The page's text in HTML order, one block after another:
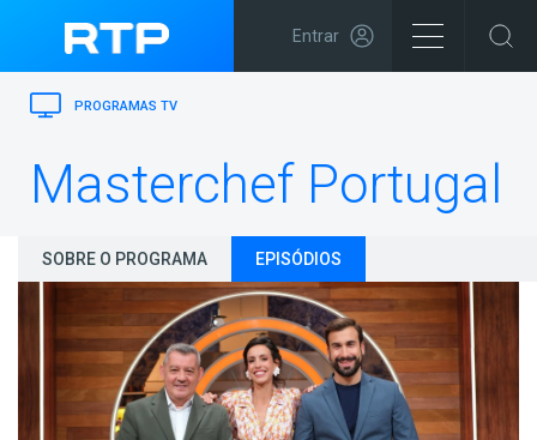
Entrar
PROGRAMAS TV
Masterchef Portugal
SOBRE O PROGRAMA EPISÓDIOS